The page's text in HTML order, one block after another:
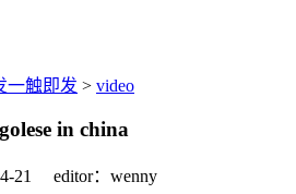
一触即发 > video
in china
21 editor：wenny